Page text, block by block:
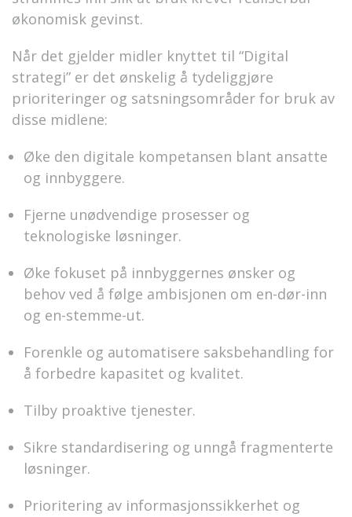
økonomisk gevinst.
Når det gjelder midler knyttet til “Digital
strategi” er det ønskelig å tydeliggjøre
prioriteringer og satsningsområder for bruk av
disse midlene:
Øke den digitale kompetansen blant ansatte
og innbyggere.
Fjerne unødvendige prosesser og
teknologiske løsninger.
Øke fokuset på innbyggernes ønsker og
behov ved å følge ambisjonen om en-dør-inn
og en-stemme-ut.
Forenkle og automatisere saksbehandling for
å forbedre kapasitet og kvalitet.
Tilby proaktive tjenester.
Sikre standardisering og unngå fragmenterte
løsninger.
Prioritering av informasjonssikkerhet og